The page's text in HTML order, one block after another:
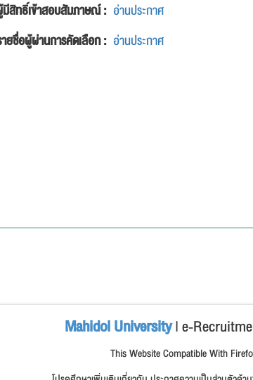
สิทธิ์เข้าสอบสัมภาษณ์ : อ่านประกาศ
ยชื่อผู้ผ่านการคัดเลือก : อ่านประกาศ
Mahidol University| e-
This Website Compatible With